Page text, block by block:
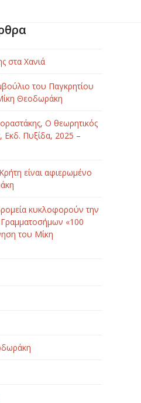
στα Χανιά
του Παγκρητίου
Θεοδωράκη
Ο θεωρητικός
Πυξίδα, 2025 –
είναι αφιερωμένο
κυκλοφορούν την
«100
του Μίκη